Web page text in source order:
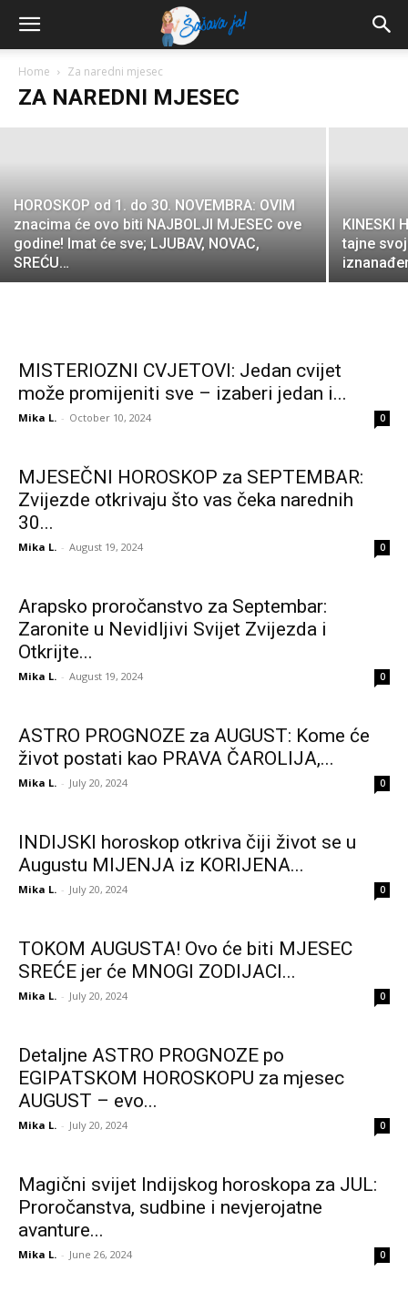
Home Za naredni mjesec
ZA NAREDNI MJESEC
Putovanje kroz Egipatski Horoskop:
Novembar kao NIKADA PRIJE za OVE
znakove!
Mika L. - October 31, 2024
HOROSKOP od 1. do 30. NOVEMBRA: OVIM
znacima će ovo biti NAJBOLJI MJESEC ove
godine! Imat će sve; LJUBAV, NOVAC,
SREĆU…
KINESKI
tajne
MISTERIOZNI CVJETOVI: Jedan cvijet
može promijeniti sve – izaberi jedan i...
Mika L. - October 10, 2024 0
MJESEČNI HOROSKOP za SEPTEMBAR:
Zvijezde otkrivaju što vas čeka narednih
30...
Mika L. - August 19, 2024 0
Arapsko proročanstvo za Septembar:
Zaronite u Nevidljivi Svijet Zvijezda i
Otkrijte...
Mika L. - August 19, 2024 0
ASTRO PROGNOZE za AUGUST: Kome će
život postati kao PRAVA ČAROLIJA,...
Mika L. - July 20, 2024 0
INDIJSKI horoskop otkriva čiji život se u
Augustu MIJENJA iz KORIJENA...
Mika L. - July 20, 2024 0
TOKOM AUGUSTA! Ovo će biti MJESEC
SREĆE jer će MNOGI ZODIJACI...
Mika L. - July 20, 2024 0
Detaljne ASTRO PROGNOZE po
EGIPATSKOM HOROSKOPU za mjesec
AUGUST – evo...
Mika L. - July 20, 2024 0
Magični svijet Indijskog horoskopa za JUL:
Proročanstva, sudbine i nevjerojatne
avanture...
Mika L. - June 26, 2024 0